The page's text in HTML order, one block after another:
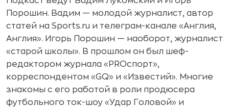
Порошин. Вадим — молодой журналист, автор
статей на Sports.ru и телеграм-канале «Англия,
Англия». Игорь Порошин — наоборот, журналист
«старой школы». В прошлом он был шеф-
редактором журнала «PROспорт»,
корреспондентом «GQ» и «Известий». Многие
знакомы с его работой в роли продюсера
футбольного ток-шоу «Удар Головой» и